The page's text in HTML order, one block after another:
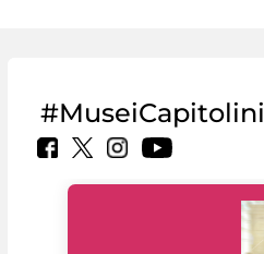
#MuseiCapitolini